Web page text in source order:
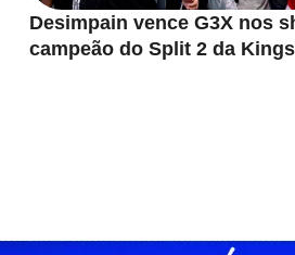
Desimpain vence G3X nos
campeão do Split 2 da